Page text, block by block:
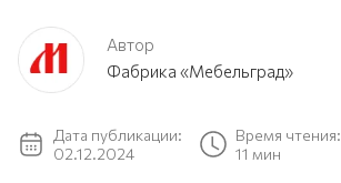
Автор
Фабрика «Мебельград»
Дата публикации:
02.12.2024
Время чтения:
11 мин